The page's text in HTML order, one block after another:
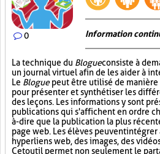
0 Information
La technique du Blogueconsiste à
un journal virtuel afin de les aider à
Le Bloguepeut être utilisé de
pour présenter et synthétiser les
des leçons. Les informations y sont
publications qui s'affichent en ordre
à-dire que la publication la plus
page web. Les élèves peuvent
hyperliens web, des images, des
Cet outil permet non seulement le